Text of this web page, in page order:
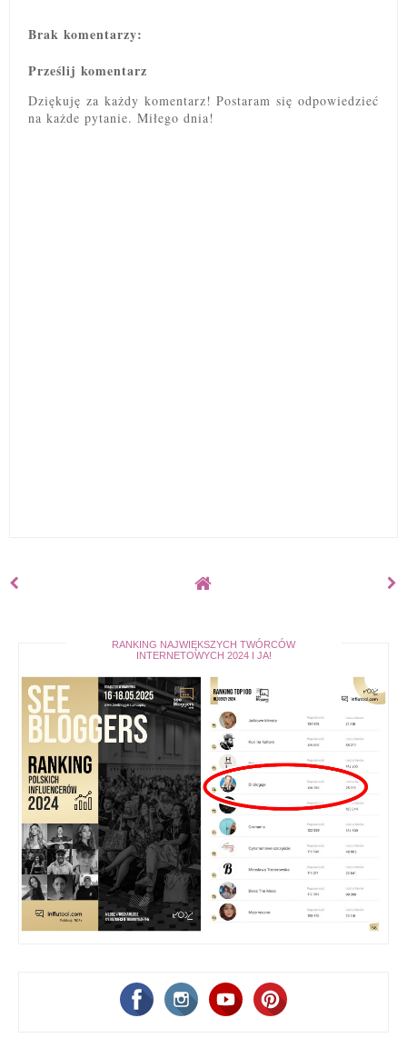
Brak komentarzy:
Prześlij komentarz
Dziękuję za każdy komentarz! Postaram się odpowiedzieć
na każde pytanie. Miłego dnia!
RANKING NAJWIĘKSZYCH TWÓRCÓW
INTERNETOWYCH 2024 I JA!